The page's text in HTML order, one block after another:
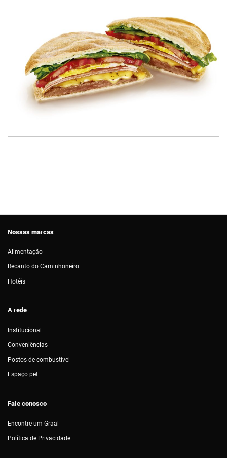
A rede
Institucional
Conveniências
Postos de combustível
Espaço pet
Nossas marcas
Alimentação
Recanto do Caminhoneiro
Hotéis
Fale conosco
Encontre um Graal
Política de Privacidade